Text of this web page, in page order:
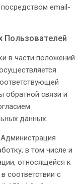
email-
Пользователей
в части положений
обратной связи и
данных.
в том числе и
относящейся к
соответствии с